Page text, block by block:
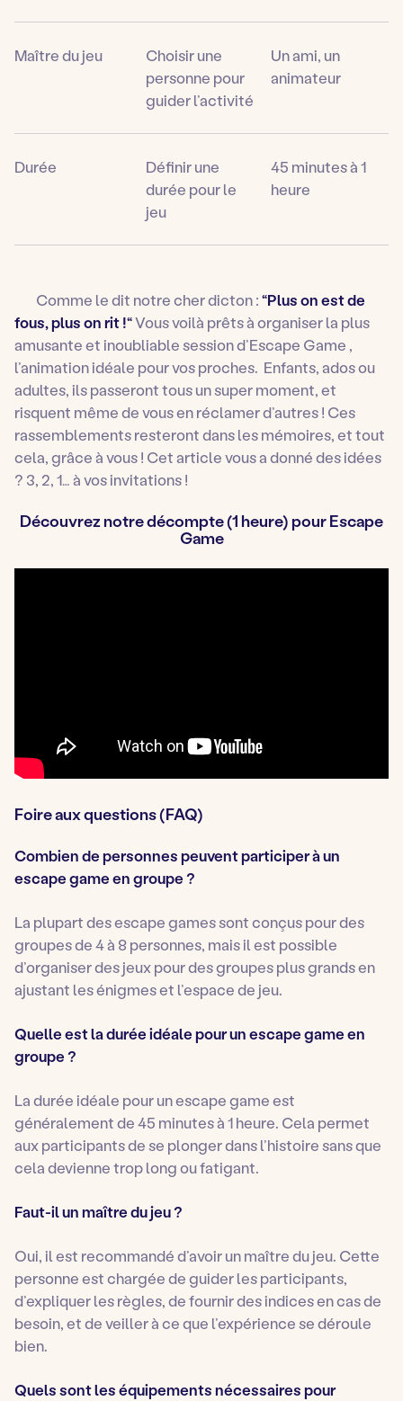
Maître du jeu
Choisir une
personne pour
guider l’activité
Un ami, un
animateur
Durée
Définir une
durée pour le
jeu
45 minutes à 1
heure
Comme le dit notre cher dicton :“Plus on est de
fous, plus on rit !“Vous voilà prêts à organiser la plus
amusante et inoubliable session d’Escape Game ,
l’animation idéale pour vos proches. Enfants, ados ou
adultes, ils passeront tous un super moment, et
risquent même de vous en réclamer d’autres ! Ces
rassemblements resteront dans les mémoires, et tout
cela, grâce à vous ! Cet article vous a donné des idées
? 3, 2, 1… à vos invitations !
Découvrez notre décompte (1 heure) pour Escape
Game
Foire aux questions (FAQ)
Combien de personnes peuvent participer à un
escape game en groupe ?
La plupart des escape games sont conçus pour des
groupes de 4 à 8 personnes, mais il est possible
d’organiser des jeux pour des groupes plus grands en
ajustant les énigmes et l’espace de jeu.
Quelle est la durée idéale pour un escape game en
groupe ?
La durée idéale pour un escape game est
généralement de 45 minutes à 1 heure. Cela permet
aux participants de se plonger dans l’histoire sans que
cela devienne trop long ou fatigant.
Faut-il un maître du jeu ?
Oui, il est recommandé d’avoir un maître du jeu. Cette
personne est chargée de guider les participants,
d’expliquer les règles, de fournir des indices en cas de
besoin, et de veiller à ce que l’expérience se déroule
bien.
Quels sont les équipements nécessaires pour